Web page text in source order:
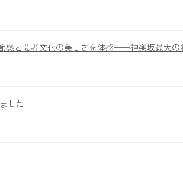
感と芸者文化の美しさを体感——神楽坂最大の
した